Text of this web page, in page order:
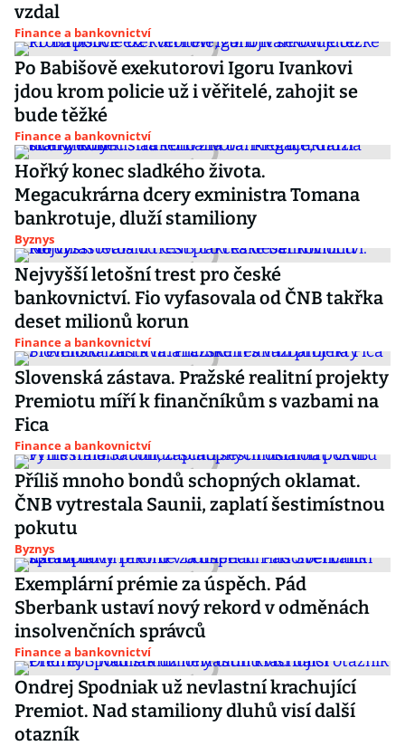
vzdal
Finance a bankovnictví
Po Babišově exekutorovi Igoru Ivankovi
jdou krom policie už i věřitelé, zahojit se
bude těžké
Finance a bankovnictví
Hořký konec sladkého života.
Megacukrárna dcery exministra Tomana
bankrotuje, dluží stamiliony
Byznys
Nejvyšší letošní trest pro české
bankovnictví. Fio vyfasovala od ČNB takřka
deset milionů korun
Finance a bankovnictví
Slovenská zástava. Pražské realitní projekty
Premiotu míří k finančníkům s vazbami na
Fica
Finance a bankovnictví
Příliš mnoho bondů schopných oklamat.
ČNB vytrestala Saunii, zaplatí šestimístnou
pokutu
Byznys
Exemplární prémie za úspěch. Pád
Sberbank ustaví nový rekord v odměnách
insolvenčních správců
Finance a bankovnictví
Ondrej Spodniak už nevlastní krachující
Premiot. Nad stamiliony dluhů visí další
otazník